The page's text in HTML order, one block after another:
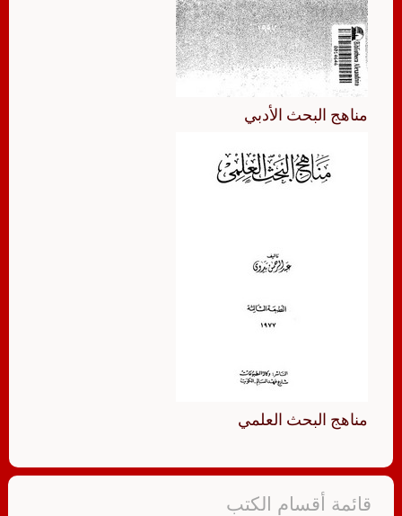
مناهج البحث الأدبي
مناهج البحث العلمي
قائمة أقسام الكتب